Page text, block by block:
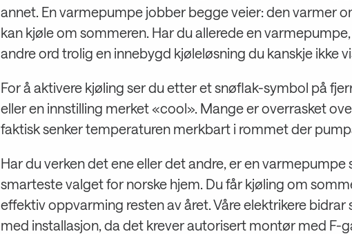
annet. En varmepumpe jobber begge veier: den varmer
kan kjøle om sommeren. Har du allerede en
andre ord trolig en innebygd kjøleløsning du kanskje ikke
For å aktivere kjøling ser du etter et snøflak-symbol på
eller en innstilling merket «cool». Mange er overrasket
faktisk senker temperaturen merkbart i rommet der
Har du verken det ene eller det andre, er en varmepumpe
smarteste valget for norske hjem. Du får kjøling om
effektiv oppvarming resten av året. Våre elektrikere bidrar
med installasjon, da det krever autorisert montør med F-